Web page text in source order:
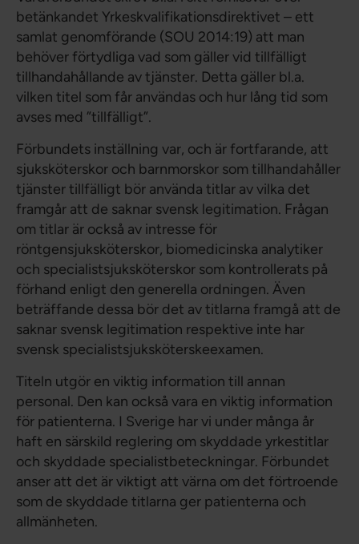
betänkandet Yrkeskvalifikationsdirektivet – ett
samlat genomförande (SOU 2014:19) att man
behöver förtydliga vad som gäller vid tillfälligt
tillhandahållande av tjänster. Detta gäller bl.a.
vilken titel som får användas och hur lång tid som
avses med ”tillfälligt”.
Förbundets inställning var, och är fortfarande, att
sjuksköterskor och barnmorskor som tillhandahåller
tjänster tillfälligt bör använda titlar av vilka det
framgår att de saknar svensk legitimation. Frågan
om titlar är också av intresse för
röntgensjuksköterskor, biomedicinska analytiker
och specialistsjuksköterskor som kontrollerats på
förhand enligt den generella ordningen. Även
beträffande dessa bör det av titlarna framgå att de
saknar svensk legitimation respektive inte har
svensk specialistsjuksköterskeexamen.
Titeln utgör en viktig information till annan
personal. Den kan också vara en viktig information
för patienterna. I Sverige har vi under många år
haft en särskild reglering om skyddade yrkestitlar
och skyddade specialistbeteckningar. Förbundet
anser att det är viktigt att värna om det förtroende
som de skyddade titlarna ger patienterna och
allmänheten.